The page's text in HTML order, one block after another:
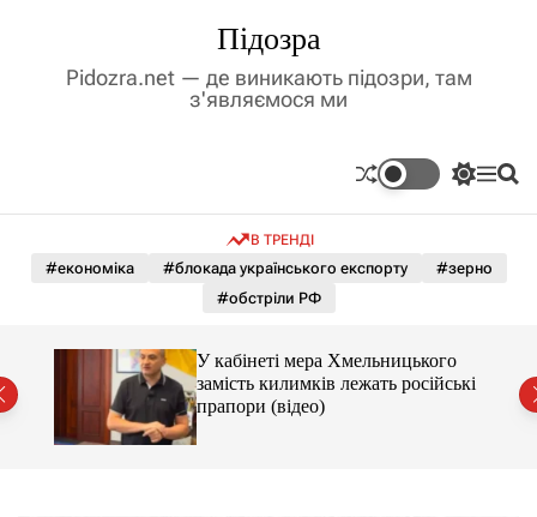
у
Підозра
Pidozra.net — де виникають підозри, там
з'являємося ми
П
м
к
о
М П
В ТРЕНДІ
#економіка #блокада українського експорту
#зерно
#обстріли РФ
У кабінеті мера Хмельницького
замість килимків лежать російські
прапори (відео)